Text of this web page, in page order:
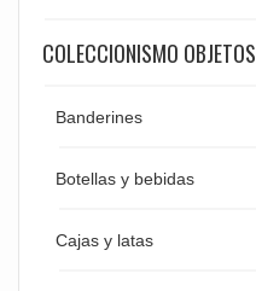
COLECCIONISMO OBJETOS
Banderines
Botellas y bebidas
Cajas y latas